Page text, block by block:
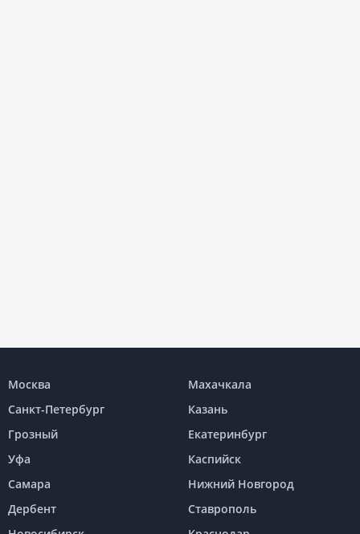
Москва
Махачкала
Санкт-Петербург
Казань
Грозный
Екатеринбург
Уфа
Каспийск
Самара
Нижний Новгород
Дербент
Ставрополь